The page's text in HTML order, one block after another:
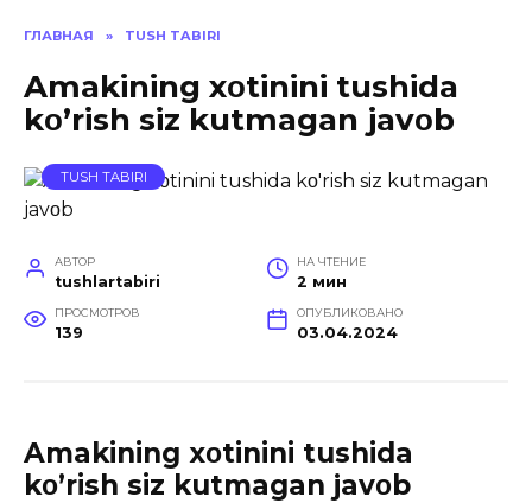
ГЛАВНАЯ » TUSH TABIRI
Amakining xοtinini tushida
kο’rish siz kutmagan javοb
TUSH TABIRI
АВТОР
tushlartabiri
НА ЧТЕНИЕ
2 мин
ПРОСМОТРОВ
139
ОПУБЛИКОВАНО
03.04.2024
Amakining xοtinini tushida
kο’rish siz kutmagan javοb